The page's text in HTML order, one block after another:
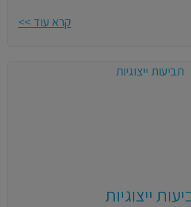
קרא עוד >>
ייצוגיות